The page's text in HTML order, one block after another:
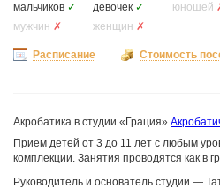
мальчиков ✓ девочек ✓ юношей
мужчин ✗ женщин ✗
Расписание Стоимость
Акробатика в студии «Грация»
Прием детей от 3 до 11 лет с любым
комплекции. Занятия проводятся как в
Руководитель и основатель студии —